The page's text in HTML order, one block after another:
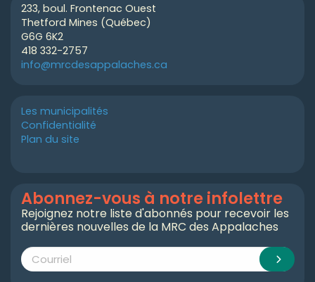
233, boul. Frontenac Ouest
Thetford Mines (Québec)
G6G 6K2
418 332-2757
info@mrcdesappalaches.ca
Les municipalités
Confidentialité
Plan du site
Abonnez-vous à notre infolettre
Rejoignez notre liste d'abonnés pour recevoir les
dernières nouvelles de la MRC des Appalaches